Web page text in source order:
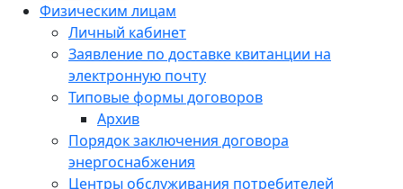
Физическим лицам
Личный кабинет
Заявление по доставке квитанции на
электронную почту
Типовые формы договоров
Архив
Порядок заключения договора
энергоснабжения
Центры обслуживания потребителей